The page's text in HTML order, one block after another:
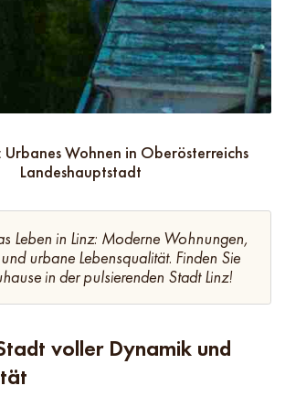
Urbanes Wohnen in Oberösterreichs
Landeshauptstadt
Leben in Linz: Moderne Wohnungen,
urbane Lebensqualität. Finden Sie
in der pulsierenden Stadt Linz!
voller Dynamik und